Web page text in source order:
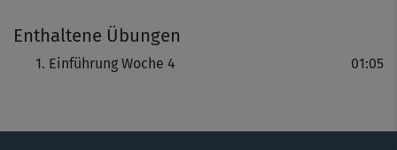
Enthaltene Übungen
Einführung Woche 4 01:05